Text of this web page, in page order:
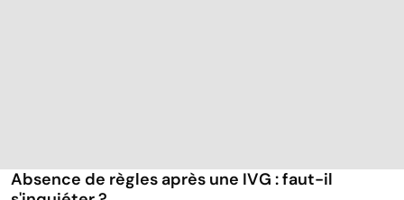
Absence de règles après une IVG : faut-il